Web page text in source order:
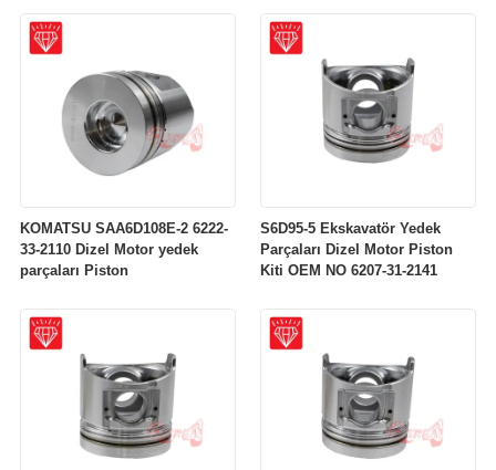
KOMATSU SAA6D108E-2 6222-
33-2110 Dizel Motor yedek
parçaları Piston
S6D95-5 Ekskavatör Yedek
Parçaları Dizel Motor Piston
Kiti OEM NO 6207-31-2141